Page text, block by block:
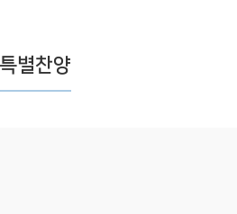
특별찬양